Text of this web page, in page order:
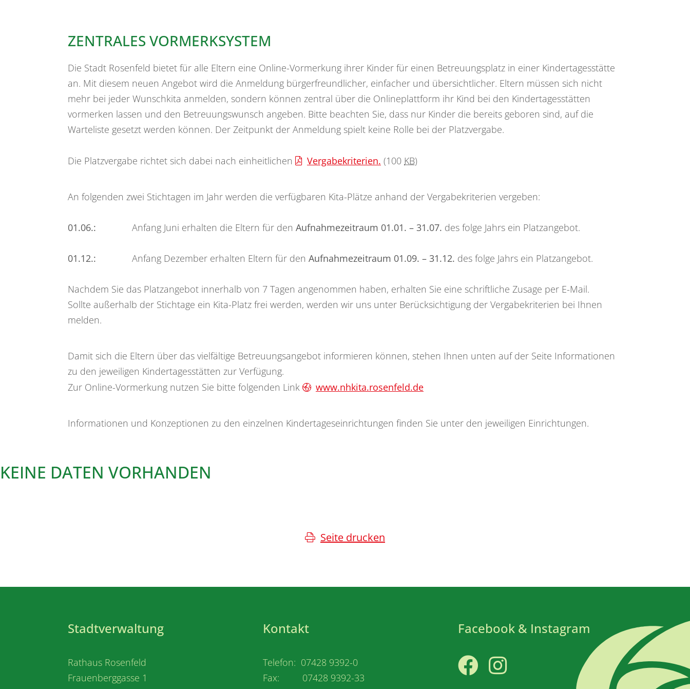
ZENTRALES VORMERKSYSTEM
Die Stadt Rosenfeld bietet für alle Eltern eine Online-Vormerkung ihrer Kinder für einen Betreuungsplatz in einer Kindertagesstätte
an. Mit diesem neuen Angebot wird die Anmeldung bürgerfreundlicher, einfacher und übersichtlicher. Eltern müssen sich nicht
mehr bei jeder Wunschkita anmelden, sondern können zentral über die Onlineplattform ihr Kind bei den Kindertagesstätten
vormerken lassen und den Betreuungswunsch angeben. Bitte beachten Sie, dass nur Kinder die bereits geboren sind, auf die
Warteliste gesetzt werden können. Der Zeitpunkt der Anmeldung spielt keine Rolle bei der Platzvergabe.
Die Platzvergabe richtet sich dabei nach einheitlichen Vergabekriterien. (100 KB)
An folgenden zwei Stichtagen im Jahr werden die verfügbaren Kita-Plätze anhand der Vergabekriterien vergeben:
01.06.: Anfang Juni erhalten die Eltern für den Aufnahmezeitraum 01.01. – 31.07. des folge Jahrs ein Platzangebot.
01.12.: Anfang Dezember erhalten Eltern für den Aufnahmezeitraum 01.09. – 31.12. des folge Jahrs ein Platzangebot.
Nachdem Sie das Platzangebot innerhalb von 7 Tagen angenommen haben, erhalten Sie eine schriftliche Zusage per E-Mail.
Sollte außerhalb der Stichtage ein Kita-Platz frei werden, werden wir uns unter Berücksichtigung der Vergabekriterien bei Ihnen
melden.
Damit sich die Eltern über das vielfältige Betreuungsangebot informieren können, stehen Ihnen unten auf der Seite Informationen
zu den jeweiligen Kindertagesstätten zur Verfügung.
Zur Online-Vormerkung nutzen Sie bitte folgenden Link
www.nhkita.rosenfeld.de
Informationen und Konzeptionen zu den einzelnen Kindertageseinrichtungen finden Sie unter den jeweiligen Einrichtungen.
KEINE DATEN VORHANDEN
Seite drucken
Stadtverwaltung
Rathaus Rosenfeld
Frauenberggasse 1
Kontakt
Telefon: 07428 9392-0
Fax: 07428 9392-33
Facebook & Instagram